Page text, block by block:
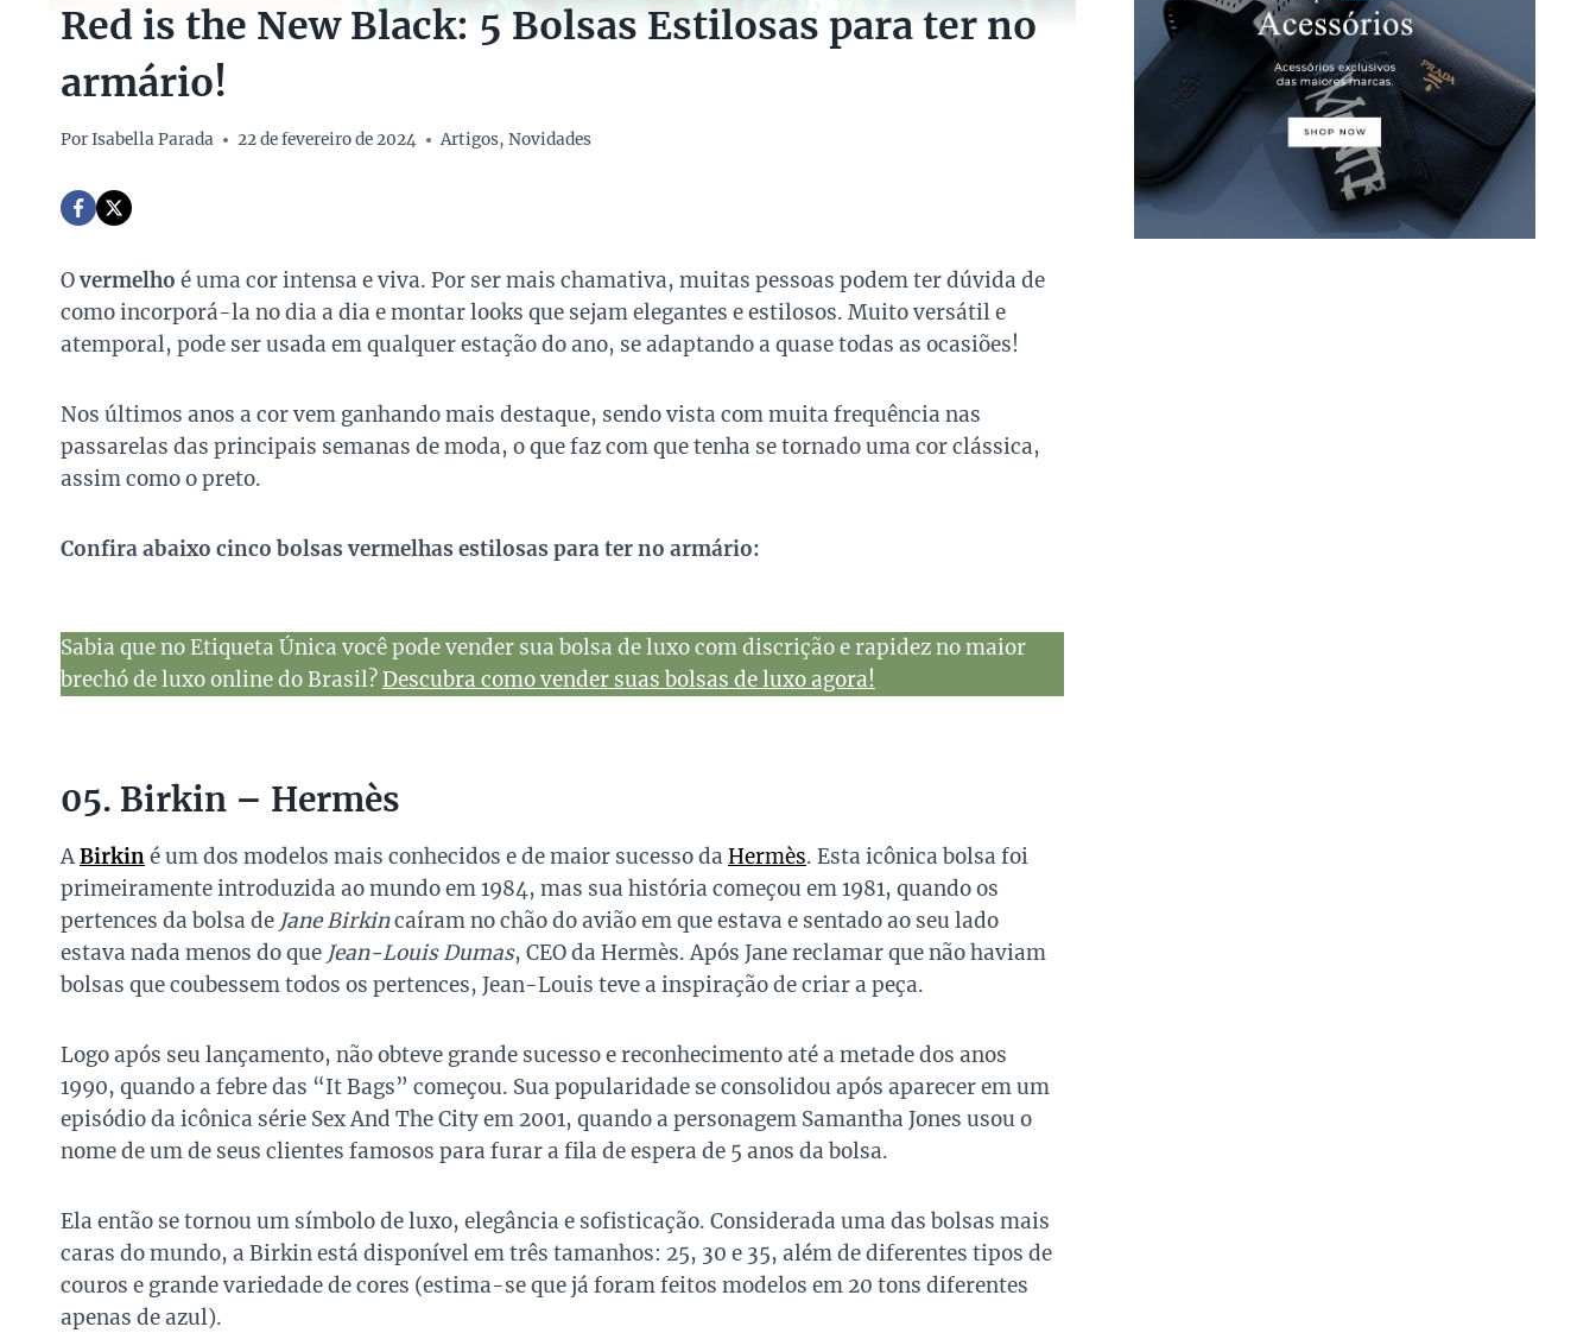
Red is the New Black: 5 Bolsas Estilosas para ter no
armário!
PorIsabella Parada 22 de fevereiro de 2024 Artigos,Novidades
Overmelho é uma cor intensa e viva. Por ser mais chamativa, muitas pessoas podem ter dúvida de
como incorporá-la no dia a dia e montar looks que sejam elegantes e estilosos. Muito versátil e
atemporal, pode ser usada em qualquer estação do ano, se adaptando a quase todas as ocasiões!
Nos últimos anos a cor vem ganhando mais destaque, sendo vista com muita frequência nas
passarelas das principais semanas de moda, o que faz com que tenha se tornado uma cor clássica,
assim como o preto.
Confira abaixo cinco bolsas vermelhas estilosas para ter no armário:
Sabia que no Etiqueta Única você pode vender sua bolsa de luxo com discrição e rapidez no maior
brechó de luxo online do Brasil?Descubra como vender suas bolsas de luxo agora!
05. Birkin – Hermès
ABirkiné um dos modelos mais conhecidos e de maior sucesso da Hermès. Esta icônica bolsa foi
primeiramente introduzida ao mundo em 1984, mas sua história começou em 1981, quando os
pertences da bolsa de Jane Birkincaíram no chão do avião em que estava e sentado ao seu lado
estava nada menos do que Jean-Louis Dumas, CEO da Hermès. Após Jane reclamar que não haviam
bolsas que coubessem todos os pertences, Jean-Louis teve a inspiração de criar a peça.
Logo após seu lançamento, não obteve grande sucesso e reconhecimento até a metade dos anos
1990, quando a febre das “It Bags” começou. Sua popularidade se consolidou após aparecer em um
episódio da icônica série Sex And The City em 2001, quando a personagem Samantha Jones usou o
nome de um de seus clientes famosos para furar a fila de espera de 5 anos da bolsa.
Ela então se tornou um símbolo de luxo, elegância e sofisticação. Considerada uma das bolsas mais
caras do mundo, a Birkin está disponível em três tamanhos: 25, 30 e 35, além de diferentes tipos de
couros e grande variedade de cores (estima-se que já foram feitos modelos em 20 tons diferentes
apenas de azul).